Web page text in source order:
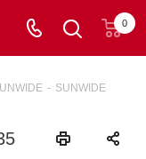
0
- SUNWIDE